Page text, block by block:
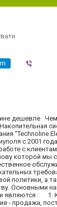
дешевле
"Technoline
с 2001
с
которой мы
политики, а
Основными
являются : 1.
- продажа,